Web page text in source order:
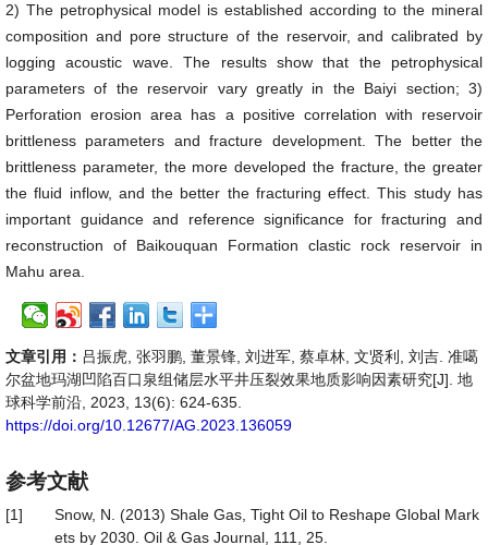
2) The petrophysical model is established according to the mineral
composition and pore structure of the reservoir, and calibrated by
logging acoustic wave. The results show that the petrophysical
parameters of the reservoir vary greatly in the Baiyi section; 3)
Perforation erosion area has a positive correlation with reservoir
brittleness parameters and fracture development. The better the
brittleness parameter, the more developed the fracture, the greater
the fluid inflow, and the better the fracturing effect. This study has
important guidance and reference significance for fracturing and
reconstruction of Baikouquan Formation clastic rock reservoir in
Mahu area.
文章引用： 吕振虎, 张羽鹏, 董景锋, 刘进军, 蔡卓林, 文贤利, 刘吉. 准噶
尔盆地玛湖凹陷百口泉组储层水平井压裂效果地质影响因素研究[J]. 地
球科学前沿, 2023, 13(6): 624-635.
https://doi.org/10.12677/AG.2023.136059
参考文献
[1]
Snow, N. (2013) Shale Gas, Tight Oil to Reshape Global Mark
ets by 2030. Oil & Gas Journal, 111, 25.